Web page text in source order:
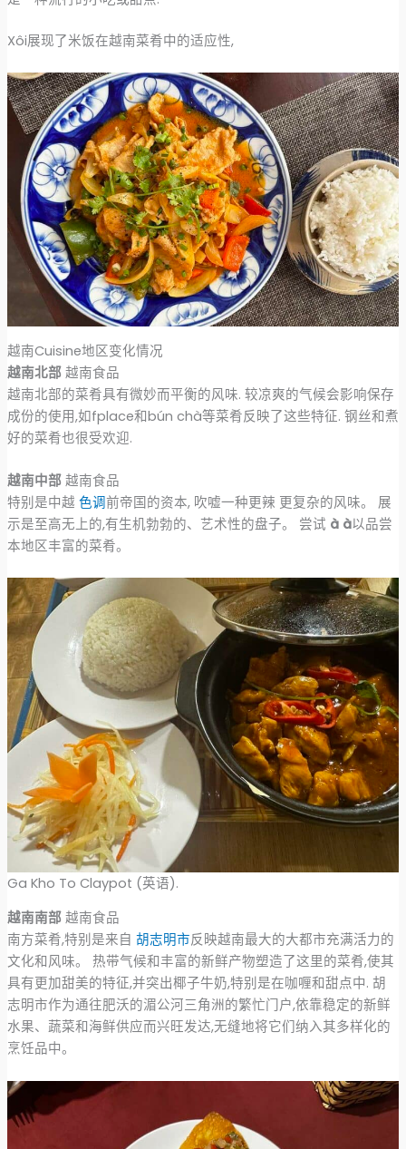
Xôi展现了米饭在越南菜肴中的适应性,
越南Cuisine地区变化情况
越南北部越南食品
越南北部的菜肴具有微妙而平衡的风味. 较凉爽的气候会影响保存
成份的使用,如fplace和bún chà等菜肴反映了这些特征. 钢丝和煮
好的菜肴也很受欢迎.
越南中部越南食品
特别是中越 色调前帝国的资本, 吹嘘一种更辣 更复杂的风味。 展
示是至高无上的,有生机勃勃的、艺术性的盘子。 尝试 à à以品尝
本地区丰富的菜肴。
Ga Kho To Claypot (英语).
越南南部越南食品
南方菜肴,特别是来自 胡志明市反映越南最大的大都市充满活力的
文化和风味。 热带气候和丰富的新鲜产物塑造了这里的菜肴,使其
具有更加甜美的特征,并突出椰子牛奶,特别是在咖喱和甜点中. 胡
志明市作为通往肥沃的湄公河三角洲的繁忙门户,依靠稳定的新鲜
水果、蔬菜和海鲜供应而兴旺发达,无缝地将它们纳入其多样化的
烹饪品中。